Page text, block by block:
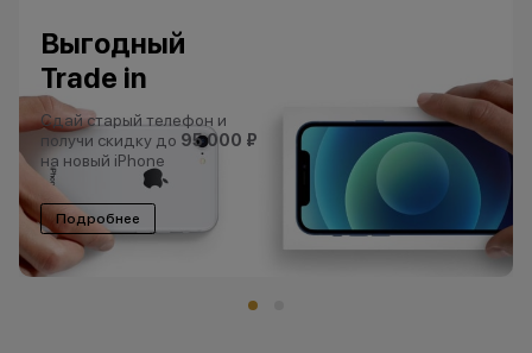
Выгодный
Trade in
Сдай старый телефон и
получи скидку до 95 000 ₽
на новый iPhone
Подробнее